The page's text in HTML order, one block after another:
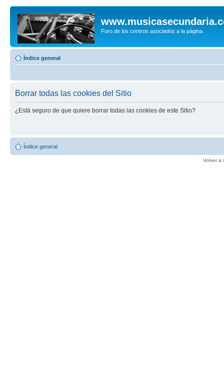
Foro de los centros asociados a la página.
Índice general
Borrar todas las cookies del Sitio
¿Está seguro de que quiere borrar todas las cookies de este Sitio?
Índice general
Volver a